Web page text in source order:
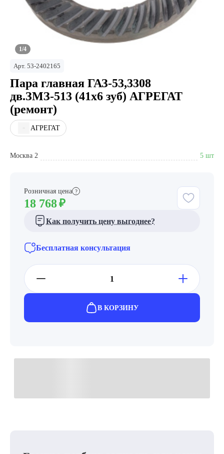
Розничная цена ?
18 768₽
Как получить цену выгоднее?
Бесплатная консультация
В КОРЗИНУ
1/4
Арт. 53-2402165
Пара главная ГАЗ-53,3308
дв.ЗМЗ-513 (41х6 зуб) АГРЕГАТ
(ремонт)
АГРЕГАТ
Москва 2 5 шт